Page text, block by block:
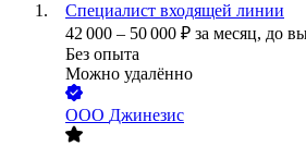
Специалист входящей линии
42 000 – 50 000 ₽ за месяц, до
Без опыта
Можно удалённо
ООО Джинезис